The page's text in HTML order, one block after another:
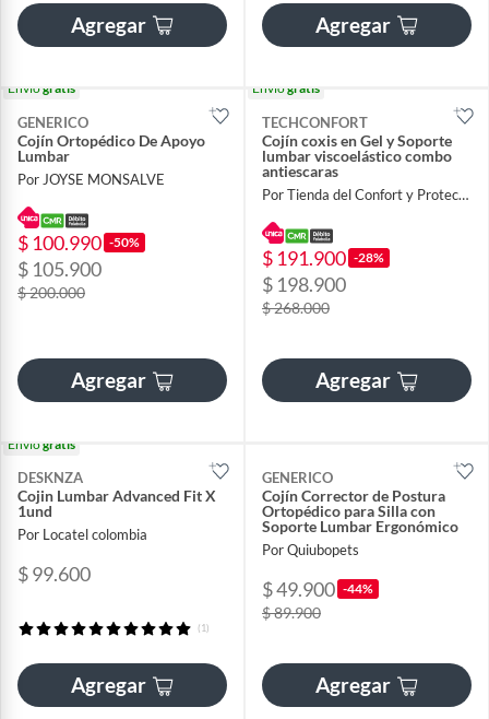
Agregar Agregar
Envíogratis
GENERICO
Cojín Ortopédico De Apoyo
Lumbar
Por JOYSE MONSALVE
$ 100.990 -50%
$ 105.900
$ 200.000
Agregar
Envíogratis
TECHCONFORT
Cojín coxis en Gel y Soporte
lumbar viscoelástico combo
antiescaras
Por Tienda del Confort y Proteccion
$ 191.900 -28%
$ 198.900
$ 268.000
Agregar
Envíogratis
DESKNZA
Cojin Lumbar Advanced Fit X
1und
Por Locatel colombia
$ 99.600
(1)
Agregar
GENERICO
Cojín Corrector de Postura
Ortopédico para Silla con
Soporte Lumbar Ergonómico
Por Quiubopets
$ 49.900 -44%
$ 89.900
Agregar